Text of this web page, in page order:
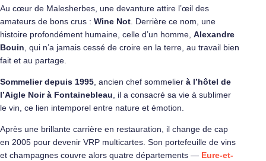
Au cœur de Malesherbes, une devanture attire l’œil des
amateurs de bons crus : Wine Not. Derrière ce nom, une
histoire profondément humaine, celle d’un homme, Alexandre
Bouin, qui n’a jamais cessé de croire en la terre, au travail bien
fait et au partage.
Sommelier depuis 1995, ancien chef sommelier à l’hôtel de
l’Aigle Noir à Fontainebleau, il a consacré sa vie à sublimer
le vin, ce lien intemporel entre nature et émotion.
Après une brillante carrière en restauration, il change de cap
en 2005 pour devenir VRP multicartes. Son portefeuille de vins
et champagnes couvre alors quatre départements — Eure-et-